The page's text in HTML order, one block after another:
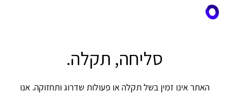
סליחה, תקלה.
האתר אינו זמין בשל תקלה או פעולות שדרוג ותחזוקה. אנו